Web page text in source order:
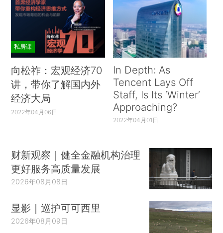
私房课
向松祚：宏观经济70
讲，带你了解国内外
经济大局
2022年04月06日
In Depth: As
Tencent Lays Off
Staff, Is Its ‘Winter’
Approaching?
2022年04月01日
财新观察｜健全金融机构治理
更好服务高质量发展
2026年08月08日
显影｜巡护可可西里
2026年08月09日